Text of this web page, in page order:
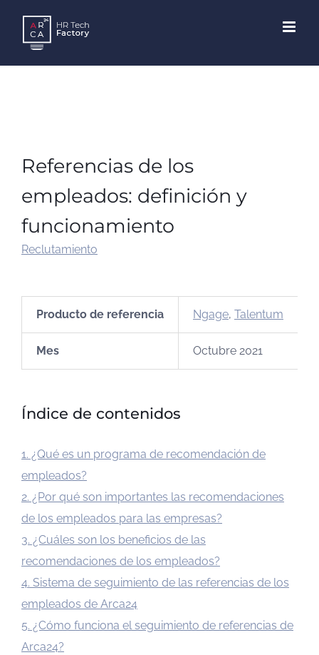
content
Referencias de los
empleados: definición y
funcionamiento
Reclutamiento
Producto de referencia Ngage, Talentum
Mes Octubre 2021
Índice de contenidos
1. ¿Qué es un programa de recomendación de
empleados?
2. ¿Por qué son importantes las recomendaciones
de los empleados para las empresas?
3. ¿Cuáles son los beneficios de las
recomendaciones de los empleados?
4. Sistema de seguimiento de las referencias de los
empleados de Arca24
5. ¿Cómo funciona el seguimiento de referencias de
Arca24?